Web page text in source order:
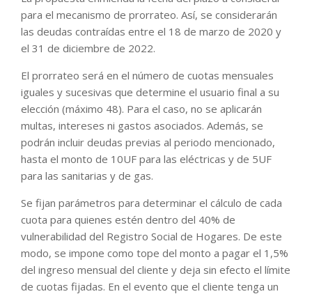
para el mecanismo de prorrateo. Así, se considerarán
las deudas contraídas entre el 18 de marzo de 2020 y
el 31 de diciembre de 2022.
El prorrateo será en el número de cuotas mensuales
iguales y sucesivas que determine el usuario final a su
elección (máximo 48). Para el caso, no se aplicarán
multas, intereses ni gastos asociados. Además, se
podrán incluir deudas previas al periodo mencionado,
hasta el monto de 10UF para las eléctricas y de 5UF
para las sanitarias y de gas.
Se fijan parámetros para determinar el cálculo de cada
cuota para quienes estén dentro del 40% de
vulnerabilidad del Registro Social de Hogares. De este
modo, se impone como tope del monto a pagar el 1,5%
del ingreso mensual del cliente y deja sin efecto el límite
de cuotas fijadas. En el evento que el cliente tenga un